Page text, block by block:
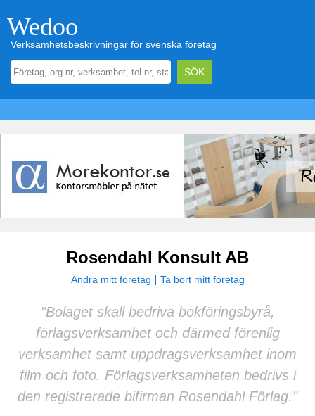
Wedoo
Verksamhetsbeskrivningar för svenska företag
Rosendahl Konsult AB
Ändra mitt företag Ta bort mitt företag
"Bolaget skall bedriva bokföringsbyrå,
förlagsverksamhet och därmed förenlig
verksamhet samt uppdragsverksamhet inom
film och foto. Förlagsverksamheten bedrivs i
den registrerade bifirman Rosendahl Förlag."